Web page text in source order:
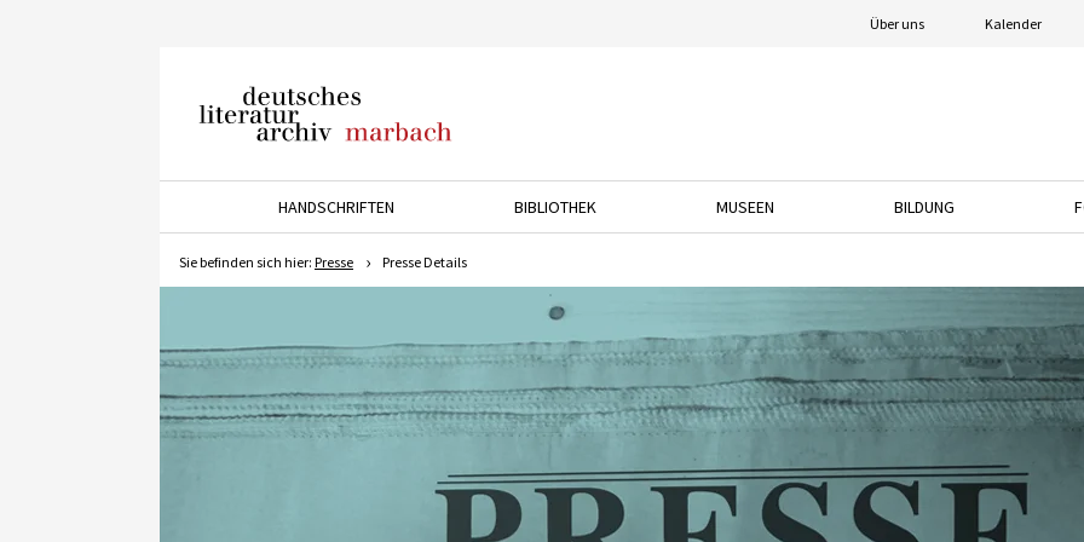
Über uns Kalender
Marbach
HANDSCHRIFTEN
BIBLIOTHEK
MUSEEN
BILDUNG
Sie befinden sich hier: Presse Presse Details